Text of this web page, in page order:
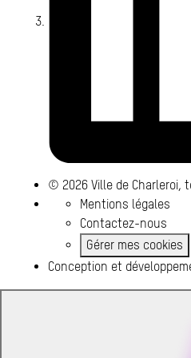
© 2026 Ville de Charleroi,
Mentions légales
Contactez-nous
Gérer mes cookies
Conception et